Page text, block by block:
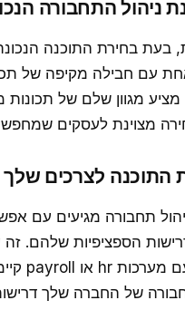
בעת בחירת התוכנה
עם חבילה מקיפה של
מצוינת לעסקים
תחבורה מגיעים עם
הספציפיות שלהם. זה
של החברה שלך